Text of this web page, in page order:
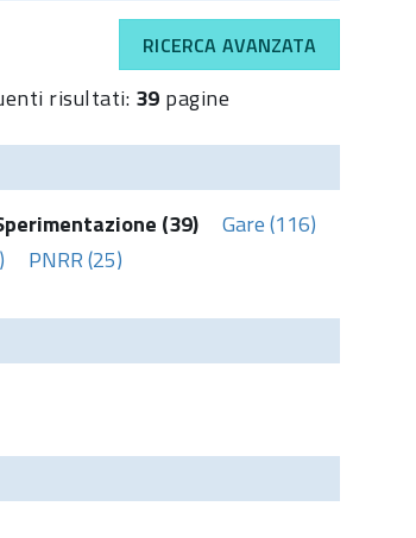
RICERCA AVANZATA
risultati: 39 pagine
(39)
Gare (116)
PNRR (25)